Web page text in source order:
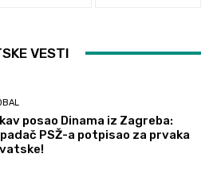
VESTI
posao Dinama iz Zagreba:
PSŽ-a potpisao za prvaka